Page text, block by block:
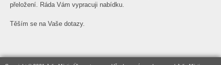
přeložení. Ráda Vám vypracuji nabídku.
Těším se na Vaše dotazy.